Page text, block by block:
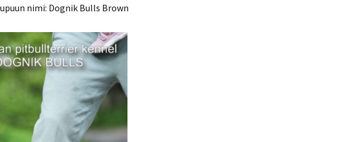
nimi: Dognik Bulls Brown